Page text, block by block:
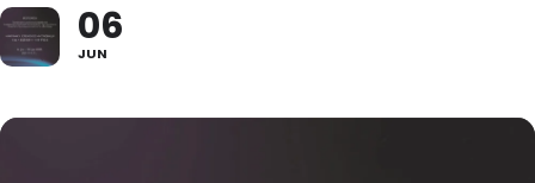
06
JUN